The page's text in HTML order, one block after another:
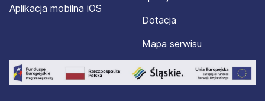
Aplikacja mobilna iOS
Dotacja
Mapa serwisu